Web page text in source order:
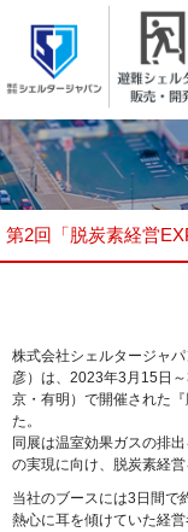
株式会社シェルタージャ
第2回「脱炭素経営
株式会社シェルタージャ
彦）は、2023年3月15日
京・有明）で開催された
た。
同展は温室効果ガスの排
の実現に向け、脱炭素経
当社のブースには3日間で
熱心に耳を傾けていた経